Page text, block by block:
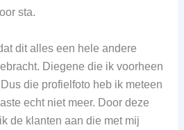
sta.
dit alles een hele andere
Diegene die ik voorheen
die profielfoto heb ik meteen
echt niet meer. Door deze
de klanten aan die met mij